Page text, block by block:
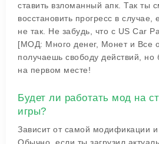
ставить взломанный апк. Так ты
восстановить прогресс в случае,
не так. Не забудь, что с US Car
[МОД: Много денег, Монет и Все
получаешь свободу действий, но
на первом месте!
Будет ли работать мод на
игры?
Зависит от самой модификации и